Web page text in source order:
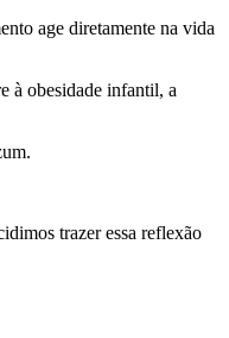
age diretamente na vida
à obesidade infantil, a
trazer essa reflexão